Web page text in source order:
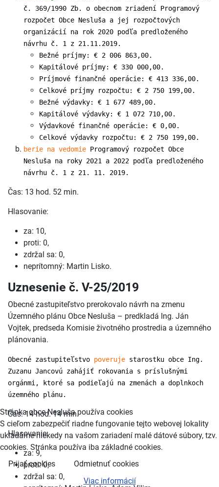
č. 369/1990 Zb. o obecnom zriadení Programový
rozpočet Obce Nesluša a jej rozpočtových
organizácií na rok 2020 podľa predloženého
návrhu č. 1 z 21.11.2019.
Bežné príjmy: € 2 006 863,00.
Kapitálové príjmy: € 330 000,00.
Príjmové finančné operácie: € 413 336,00.
Celkové príjmy rozpočtu: € 2 750 199,00.
Bežné výdavky: € 1 677 489,00.
Kapitálové výdavky: € 1 072 710,00.
Výdavkové finančné operácie: € 0,00.
Celkové výdavky rozpočtu: € 2 750 199,00.
berie na vedomie Programový rozpočet Obce
Nesluša na roky 2021 a 2022 podľa predloženého
návrhu č. 1 z 21. 11. 2019.
Čas: 13 hod. 52 min.
Hlasovanie:
za: 10,
proti: 0,
zdržal sa: 0,
neprítomný: Martin Lisko.
Uznesenie č. V-25/2019
Obecné zastupiteľstvo prerokovalo návrh na zmenu
Územného plánu Obce Nesluša – predkladá Ing. Ján
Vojtek, predseda Komisie životného prostredia a územného
plánovania.
Obecné zastupiteľstvo poveruje starostku obce Ing.
Zuzanu Jancovú zahájiť rokovania s príslušnými
orgánmi, ktoré sa podieľajú na zmenách a doplnkoch
územného plánu.
Čas: 14 hod. 14 min.
Hlasovanie:
za: 9,
proti: 0,
zdržal sa: 0,
Stránka obce Nesluša používa cookies
S cieľom zabezpečiť riadne fungovanie tejto webovej lokality
ukladáme niekedy na vašom zariadení malé dátové súbory, tzv.
cookies. Stránka používa iba základné cookies.
Prijať cookies
Odmietnuť cookies
Viac informácií